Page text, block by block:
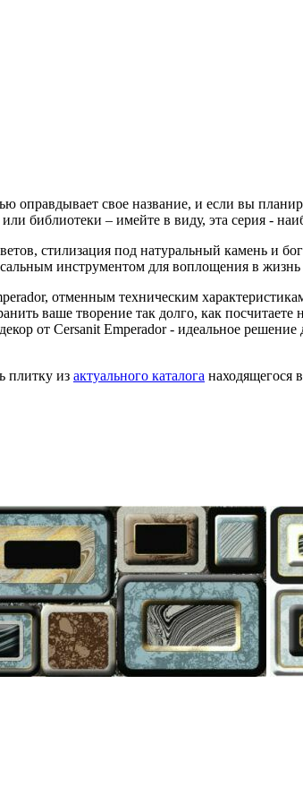
оправдывает свое название, и если вы
библиотеки – имейте в виду, эта серия -
стилизация под натуральный камень и
инструментом для воплощения в
отменным техническим
ваше творение так долго, как
от Cersanit Emperador - идеальное
плитку из актуального каталога находящегося